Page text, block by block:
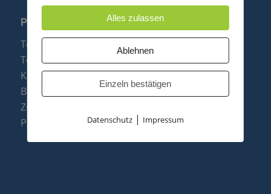
PRODUKTE
Telefonanlagen
Telefone
Konftel Konferenztelefone
Baugruppen
Zubehör & Ersatzteile
Produktzusammenfassung
Alles zulassen
Ablehnen
Einzeln bestätigen
Datenschutz| Impressum